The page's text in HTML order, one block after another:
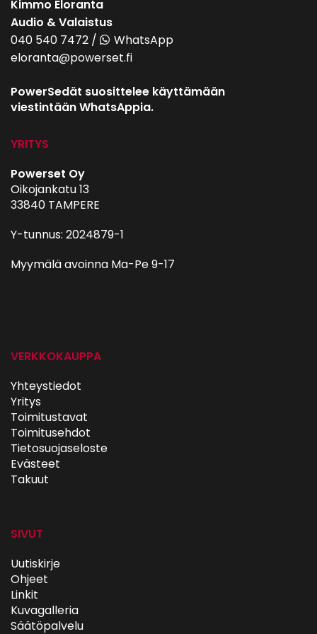
Kimmo Eloranta
Audio & Valaistus
040 540 7472 /
WhatsApp
eloranta@powerset.fi
PowerSedät suosittelee käyttämään
viestintään WhatsAppia.
YRITYS
Powerset Oy
Oikojankatu 13
33840 TAMPERE
Y-tunnus: 2024879-1
Myymälä avoinna Ma-Pe 9-17
VERKKOKAUPPA
Yhteystiedot
Yritys
Toimitustavat
Toimitusehdot
Tietosuojaseloste
Evästeet
Takuut
SIVUT
Uutiskirje
Ohjeet
Linkit
Kuvagalleria
Säätöpalvelu